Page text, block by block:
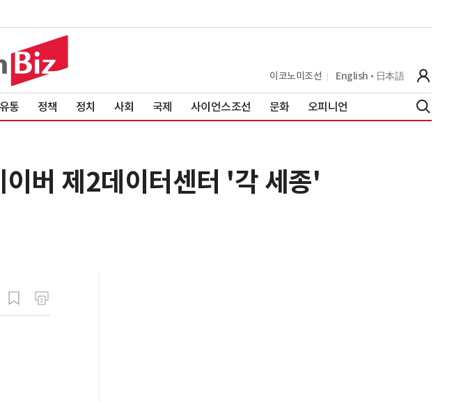
이코노미조선 English 日本語
유통 정책 정치 사회 국제 사이언스조선 문화 오피니언
버 제2데이터센터 '각 세종'